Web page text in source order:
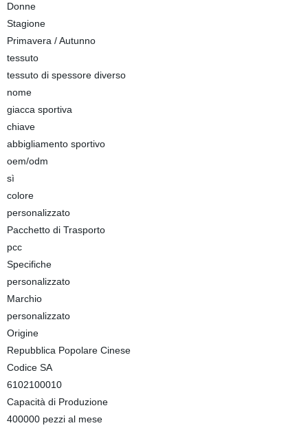
Donne
Stagione
Primavera / Autunno
tessuto
tessuto di spessore diverso
nome
giacca sportiva
chiave
abbigliamento sportivo
oem/odm
sì
colore
personalizzato
Pacchetto di Trasporto
pcc
Specifiche
personalizzato
Marchio
personalizzato
Origine
Repubblica Popolare Cinese
Codice SA
6102100010
Capacità di Produzione
400000 pezzi al mese